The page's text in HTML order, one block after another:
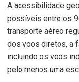
A acessibilidade
possíveis entre os
transporte aéreo
dos voos diretos, a
incluindo os voos
pelo menos uma